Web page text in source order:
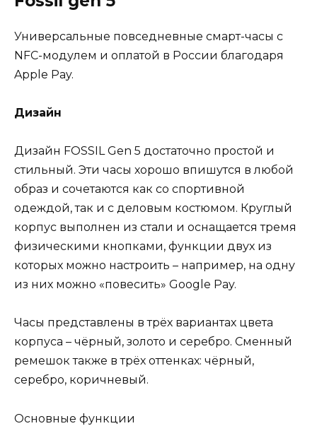
Универсальные повседневные смарт-часы с
NFC-модулем и оплатой в России благодаря
Apple Pay.
Дизайн
Дизайн FOSSIL Gen 5 достаточно простой и
стильный. Эти часы хорошо впишутся в любой
образ и сочетаются как со спортивной
одеждой, так и с деловым костюмом. Круглый
корпус выполнен из стали и оснащается тремя
физическими кнопками, функции двух из
которых можно настроить – например, на одну
из них можно «повесить» Google Pay.
Часы представлены в трёх вариантах цвета
корпуса – чёрный, золото и серебро. Сменный
ремешок также в трёх оттенках: чёрный,
серебро, коричневый.
Основные функции